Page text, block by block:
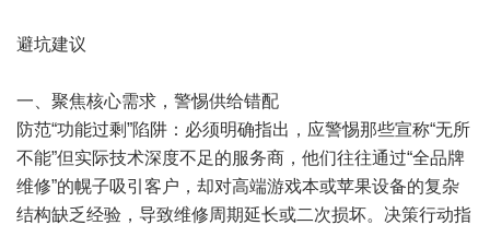
避坑建议
一、聚焦核心需求，警惕供给错配
防范“功能过剩”陷阱：必须明确指出，应警惕那些宣称“无所
不能”但实际技术深度不足的服务商，他们往往通过“全品牌
维修”的幌子吸引客户，却对高端游戏本或苹果设备的复杂
结构缺乏经验，导致维修周期延长或二次损坏。决策行动指